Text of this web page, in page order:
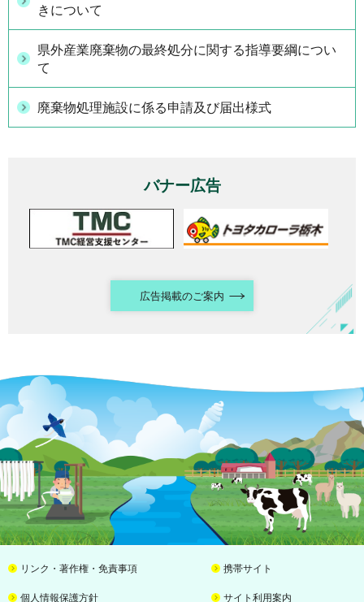
きについて
県外産業廃棄物の最終処分に関する指導要綱につい
て
廃棄物処理施設に係る申請及び届出様式
バナー広告
広告掲載のご案内
リンク・著作権・免責事項 携帯サイト
個人情報保護方針 サイト利用案内